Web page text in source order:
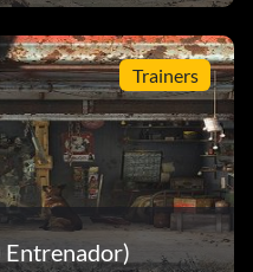
Trainers